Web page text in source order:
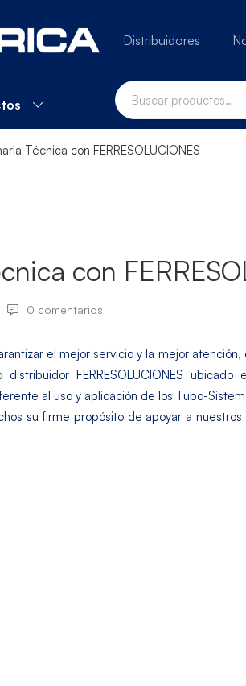
Distribuidores
Técnica con FERRESOLUCIONES
con
0 comentarios
el mejor servicio y la mejor
FERRESOLUCIONES
al uso y aplicación de los Tubo-
su firme propósito de apoyar a